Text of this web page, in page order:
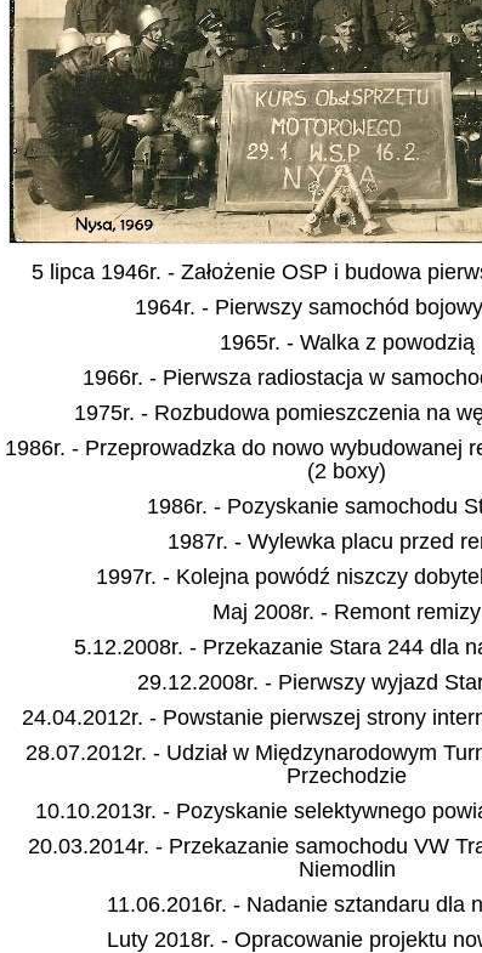
5 lipca 1946r. - Założenie OSP i budowa
1964r. - Pierwszy samochód
1965r. - Walka z powodzią
1966r. - Pierwsza radiostacja w
1975r. - Rozbudowa pomieszczenia na
1986r. - Przeprowadzka do nowo wybudowanej
(2 boxy)
1986r. - Pozyskanie samochodu
1987r. - Wylewka placu przed
1997r. - Kolejna powódź niszczy
Maj 2008r. - Remont remizy
5.12.2008r. - Przekazanie Stara 244 dla
29.12.2008r. - Pierwszy wyjazd
24.04.2012r. - Powstanie pierwszej strony
28.07.2012r. - Udział w Międzynarodowym
Przechodzie
10.10.2013r. - Pozyskanie selektywnego
20.03.2014r. - Przekazanie samochodu VW
Niemodlin
11.06.2016r. - Nadanie sztandaru dla
Luty 2018r. - Opracowanie projektu